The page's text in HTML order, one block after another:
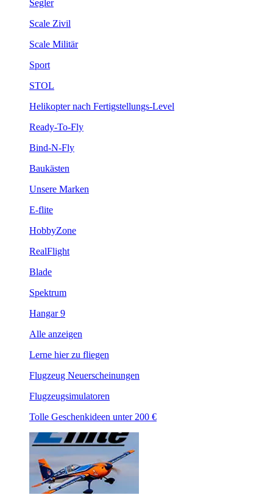
Segler
Scale Zivil
Scale Militär
Sport
STOL
Helikopter nach Fertigstellungs-Level
Ready-To-Fly
Bind-N-Fly
Baukästen
Unsere Marken
E-flite
HobbyZone
RealFlight
Blade
Spektrum
Hangar 9
Alle anzeigen
Lerne hier zu fliegen
Flugzeug Neuerscheinungen
Flugzeugsimulatoren
Tolle Geschenkideen unter 200 €